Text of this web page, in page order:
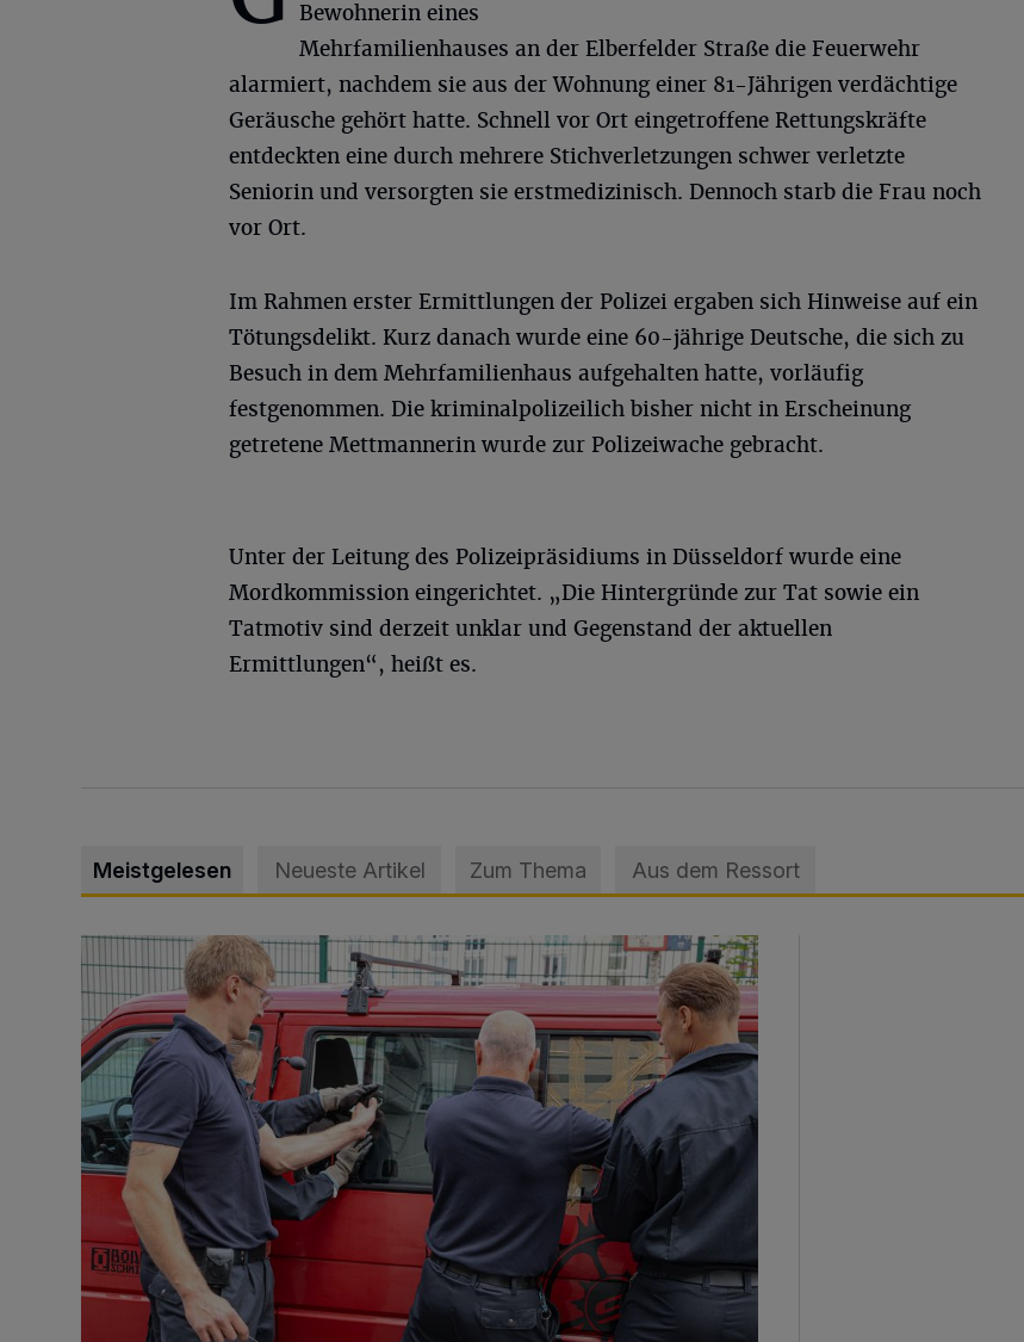
Bewohnerin eines
Mehrfamilienhauses an der Elberfelder Straße die Feuerwehr
alarmiert, nachdem sie aus der Wohnung einer 81-Jährigen verdächtige
Geräusche gehört hatte. Schnell vor Ort eingetroffene Rettungskräfte
entdeckten eine durch mehrere Stichverletzungen schwer verletzte
Seniorin und versorgten sie erstmedizinisch. Dennoch starb die Frau noch
vor Ort.
Im Rahmen erster Ermittlungen der Polizei ergaben sich Hinweise auf ein
Tötungsdelikt. Kurz danach wurde eine 60-jährige Deutsche, die sich zu
Besuch in dem Mehrfamilienhaus aufgehalten hatte, vorläufig
festgenommen. Die kriminalpolizeilich bisher nicht in Erscheinung
getretene Mettmannerin wurde zur Polizeiwache gebracht.
Unter der Leitung des Polizeipräsidiums in Düsseldorf wurde eine
Mordkommission eingerichtet. „Die Hintergründe zur Tat sowie ein
Tatmotiv sind derzeit unklar und Gegenstand der aktuellen
Ermittlungen“, heißt es.
Meistgelesen Neueste Artikel Zum Thema Aus dem Ressort
Feuerwehr befreit Kind aus verschlossenem VW Bulli